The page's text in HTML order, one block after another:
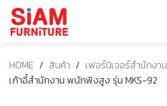
HOME / สินค้า / เฟอร์นิเจอร์สำนักงาน
เก้าอี้สำนักงาน พนักพิงสูง รุ่น MKS-92